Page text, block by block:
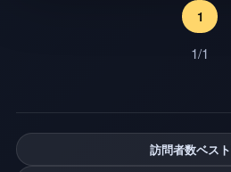
1
1/1
訪問者数ベス